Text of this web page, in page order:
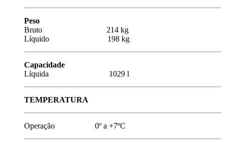
Peso
Bruto 214 kg
Líquido 198 kg
Capacidade
Líquida 1029 l
TEMPERATURA
Operação 0º a +7ºC